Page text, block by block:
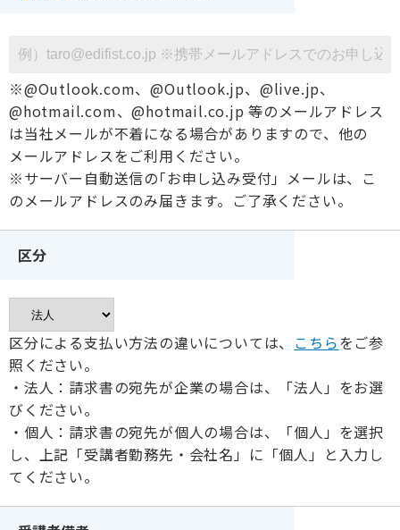
※@Outlook.com、@Outlook.jp、@live.jp、
@hotmail.com、@hotmail.co.jp 等のメールアドレス
は当社メールが不着になる場合がありますので、他の
メールアドレスをご利用ください。
※サーバー自動送信の｢お申し込み受付」メールは、こ
のメールアドレスのみ届きます。ご了承ください。
区分
区分による支払い方法の違いについては、 こちらをご参
照ください。
・法人：請求書の宛先が企業の場合は、「法人」をお選
びください。
・個人：請求書の宛先が個人の場合は、「個人」を選択
し、上記「受講者勤務先・会社名」に「個人」と入力し
てください。